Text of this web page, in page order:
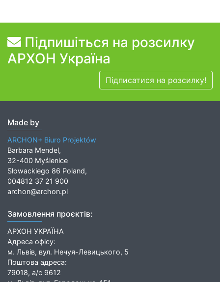
Підпишіться на розсилку
АРХОН Україна
Підписатися на розсилку!
Made by
ARCHON+ Biuro Projektów
Barbara Mendel,
32-400 Myślenice
Słowackiego 86 Poland,
004812 37 21 900
archon@archon.pl
Замовлення проєктів:
АРХОН УКРАЇНА
Адреса офісу:
м. Львів, вул. Нечуя-Левицького, 5
Поштова адреса:
79018, а/с 9612